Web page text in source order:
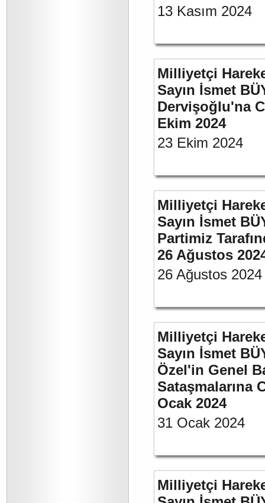
13 Kasım 2024
Milliyetçi
Sayın İsmet
Dervişoğlu'na
Ekim 2024
23 Ekim 2024
Milliyetçi
Sayın İsmet
Partimiz
26 Ağustos
26 Ağustos 2024
Milliyetçi
Sayın İsmet
Özel'in Genel
Sataşmalarına
Ocak 2024
31 Ocak 2024
Milliyetçi